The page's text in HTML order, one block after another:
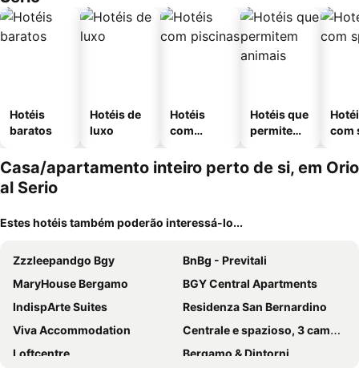
Hotéis
baratos
Hotéis de
luxo
Hotéis
com
Hotéis que
permitem
com
Casa/apartamento inteiro perto de si, em Orio
al Serio
Estes hotéis também poderão interessá-lo...
Zzzleepandgo Bgy
BnBg - Previtali
MaryHouse Bergamo
BGY Central Apartments
IndispArte Suites
Residenza San Bernardino
Viva Accommodation
Centrale e spazioso, 3 camere, 3 bagni & terrazzo
Loftcentre
Bergamo & Dintorni